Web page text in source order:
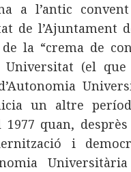
a l’antic
de l’Ajuntament
la “crema de
Universitat (el
un altre
quan,
i